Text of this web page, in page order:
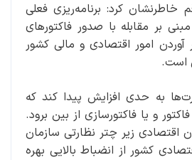
خاطرنشان کرد: برنامه‌ریزی فعلی
بر مقابله با صدور فاکتورهای
امور اقتصادی و مالی کشور
است.
به حدی افزایش پیدا کند که
و یا فاکتورسازی از بین برود.
اقتصادی زیر چتر نظارتی سازمان
کشور از انضباط بالایی بهره